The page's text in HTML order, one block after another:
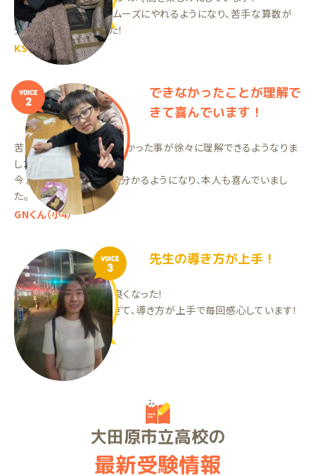
そのおかげで勉強をスムーズにやれるようになり、苦手な算数が
分かるようになりました！
KSちゃん（小5）
VOICE
2
できなかったことが理解で
きて喜んでいます！
苦手だったり、理解が難しかった事が徐々に理解できるようなりま
した！
今までできなかった事が分かるようになり、本人も喜んでいまし
た。
GNくん（小4）
VOICE
3
先生の導き方が上手！
勉強に向き合う姿勢が良くなった！
今の先生が素晴らしすぎて、導き方が上手で毎回感心しています！
RSちゃん（中2）
大田原市立高校の
最新受験情報